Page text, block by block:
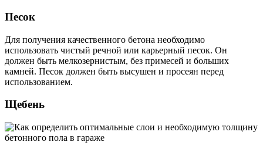
Песок
Для получения качественного бетона необходимо
использовать чистый речной или карьерный песок. Он
должен быть мелкозернистым, без примесей и больших
камней. Песок должен быть высушен и просеян перед
использованием.
Щебень